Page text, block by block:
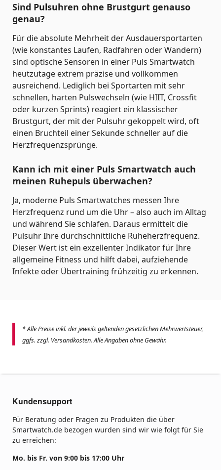
Sind Pulsuhren ohne Brustgurt genauso
genau?
Für die absolute Mehrheit der Ausdauersportarten
(wie konstantes Laufen, Radfahren oder Wandern)
sind optische Sensoren in einer Puls Smartwatch
heutzutage extrem präzise und vollkommen
ausreichend. Lediglich bei Sportarten mit sehr
schnellen, harten Pulswechseln (wie HIIT, Crossfit
oder kurzen Sprints) reagiert ein klassischer
Brustgurt, der mit der Pulsuhr gekoppelt wird, oft
einen Bruchteil einer Sekunde schneller auf die
Herzfrequenzsprünge.
Kann ich mit einer Puls Smartwatch auch
meinen Ruhepuls überwachen?
Ja, moderne Puls Smartwatches messen Ihre
Herzfrequenz rund um die Uhr – also auch im Alltag
und während Sie schlafen. Daraus ermittelt die
Pulsuhr Ihre durchschnittliche Ruheherzfrequenz.
Dieser Wert ist ein exzellenter Indikator für Ihre
allgemeine Fitness und hilft dabei, aufziehende
Infekte oder Übertraining frühzeitig zu erkennen.
* Alle Preise inkl. der jeweils geltenden gesetzlichen Mehrwertsteuer,
ggfs. zzgl. Versandkosten. Alle Angaben ohne Gewähr.
Kundensupport
Für Beratung oder Fragen zu Produkten die über
Smartwatch.de bezogen wurden sind wir wie folgt für Sie
zu erreichen:
Mo. bis Fr. von 9:00 bis 17:00 Uhr